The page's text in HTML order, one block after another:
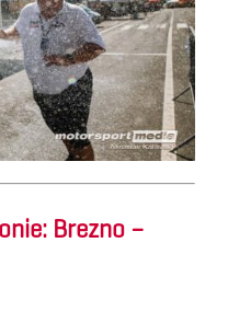
Brezno –